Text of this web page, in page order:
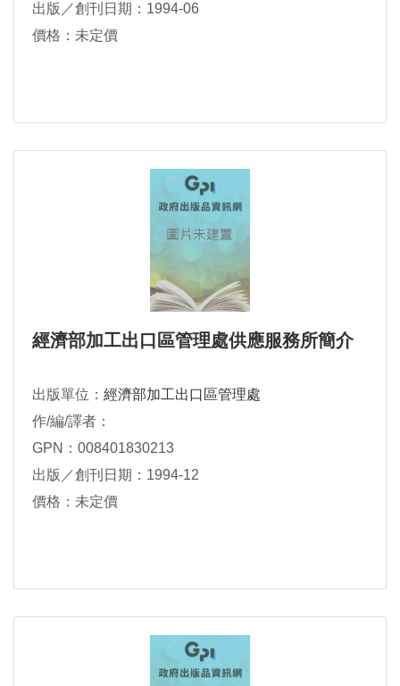
出版／創刊日期：1994-06
價格：未定價
經濟部加工出口區管理處供應服務所簡介
出版單位： 經濟部加工出口區管理處
作/編/譯者：
GPN：008401830213
出版／創刊日期：1994-12
價格：未定價